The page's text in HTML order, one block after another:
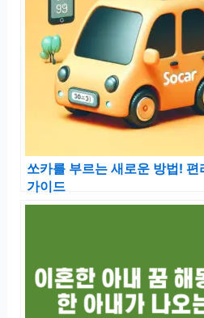
쏘카를 부르는 새로운 방법! 편
가이드